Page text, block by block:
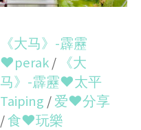
《大马》-霹靂
♥perak/ 《大
马》-霹靂♥太平
Taiping /爱♥分享
/食♥玩樂